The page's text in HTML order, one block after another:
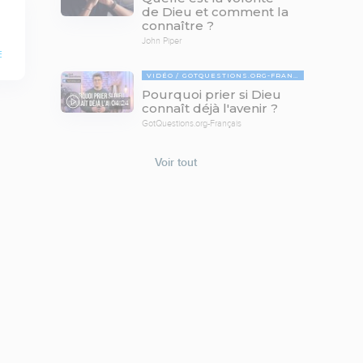
de Dieu et comment la
connaître ?
John Piper
04:24
VIDÉO GOTQUESTIONS.ORG-FRANÇAIS
Pourquoi prier si Dieu
connaît déjà l'avenir ?
GotQuestions.org-Français
Voir tout